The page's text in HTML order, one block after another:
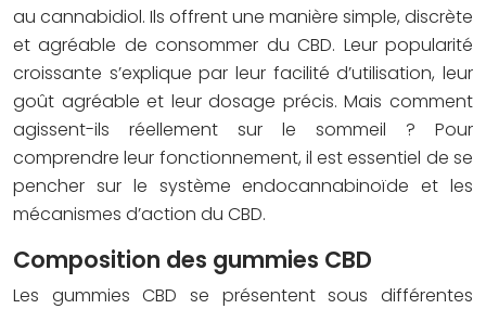
au cannabidiol. Ils offrent une manière simple, discrète
et agréable de consommer du CBD. Leur popularité
croissante s’explique par leur facilité d’utilisation, leur
goût agréable et leur dosage précis. Mais comment
agissent-ils réellement sur le sommeil ? Pour
comprendre leur fonctionnement, il est essentiel de se
pencher sur le système endocannabinoïde et les
mécanismes d’action du CBD.
Composition des gummies CBD
Les gummies CBD se présentent sous différentes